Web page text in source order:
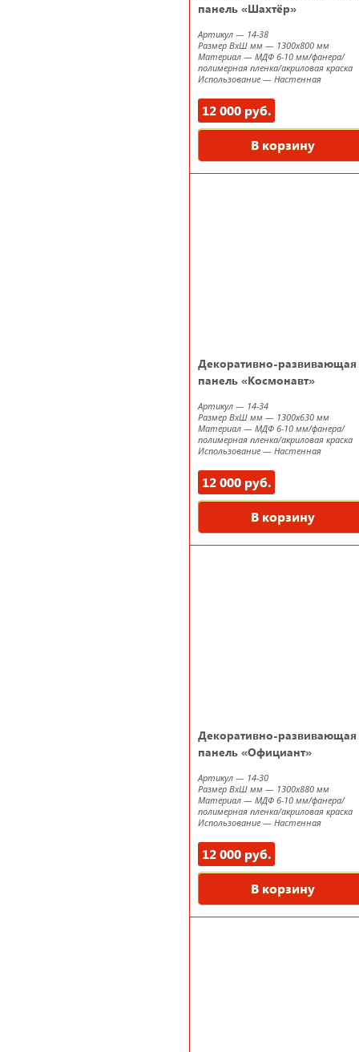
панель «Шахтёр»
Артикул — 14-38
Размер ВxШ мм — 1300х800 мм
Материал — МДФ 6-10 мм/фанера/
полимерная пленка/акриловая краска
Использование — Настенная
12 000 руб.
В корзину
Декоративно-развивающая
панель «Космонавт»
Артикул — 14-34
Размер ВxШ мм — 1300х630 мм
Материал — МДФ 6-10 мм/фанера/
полимерная пленка/акриловая краска
Использование — Настенная
12 000 руб.
В корзину
Декоративно-развивающая
панель «Официант»
Артикул — 14-30
Размер ВxШ мм — 1300х880 мм
Материал — МДФ 6-10 мм/фанера/
полимерная пленка/акриловая краска
Использование — Настенная
12 000 руб.
В корзину